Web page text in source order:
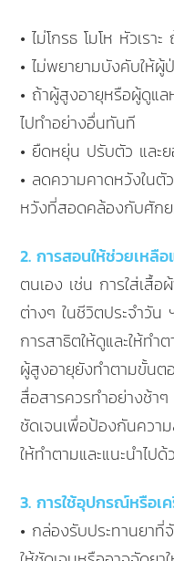
• ไม่โกรธ โมโห หัวเรา
• ไม่พยายามบังคับให้ผู้
• ถ้าผู้สูงอายุหรือผู้ดูแ
ไปทำอย่างอื่นทันที
• ยืดหยุ่น ปรับตัว และ
• ลดความคาดหวังใน
หวังที่สอดคล้องกับศัก
2. การสอนให้ช่วยเหลื
ตนเอง เช่น การใส่เสื้
ต่างๆ ในชีวิตประจำวั
การสาธิตให้ดูและให้ท
ผู้สูงอายุยังทำตามขั้นต
สื่อสารควรทำอย่างช้า
ชัดเจนเพื่อป้องกันควา
ให้ทำตามและแนะนำไปด้
3. การใช้อุปกรณ์หรือเ
• กล่องรับประทานยาที่